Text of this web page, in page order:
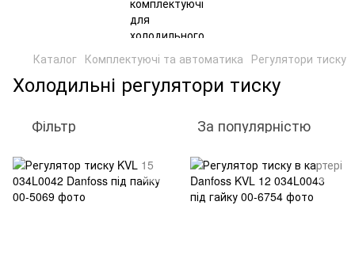
Каталог Комплектуючі та автоматика Регулятори тиску
Холодильні регулятори тиску
Фільтр За популярністю